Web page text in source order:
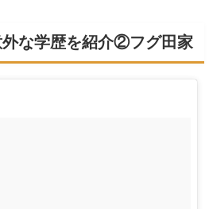
な学歴を紹介②フグ田家